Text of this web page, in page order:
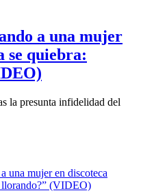
a una mujer
se quiebra:
la presunta infidelidad del